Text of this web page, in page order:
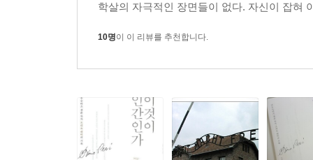
가는 자신이 보지 못하고 겪어보지 못한 것을